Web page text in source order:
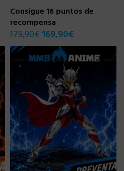
Consigue 16 puntos de
recompensa
179,90€ 169,90€